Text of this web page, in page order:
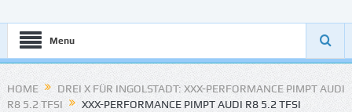
Menu
HOME
DREI X FÜR INGOLSTADT: XXX-PERFORMANCE PIMPT AUDI
R8 5.2 TFSI
XXX-PERFORMANCE PIMPT AUDI R8 5.2 TFSI